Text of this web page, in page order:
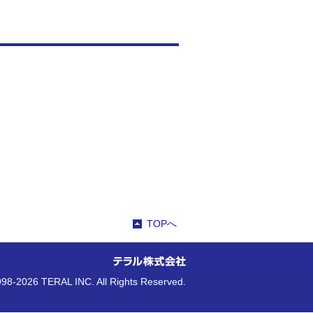
TOPへ
2026 TERAL INC. All Rights Reserved.